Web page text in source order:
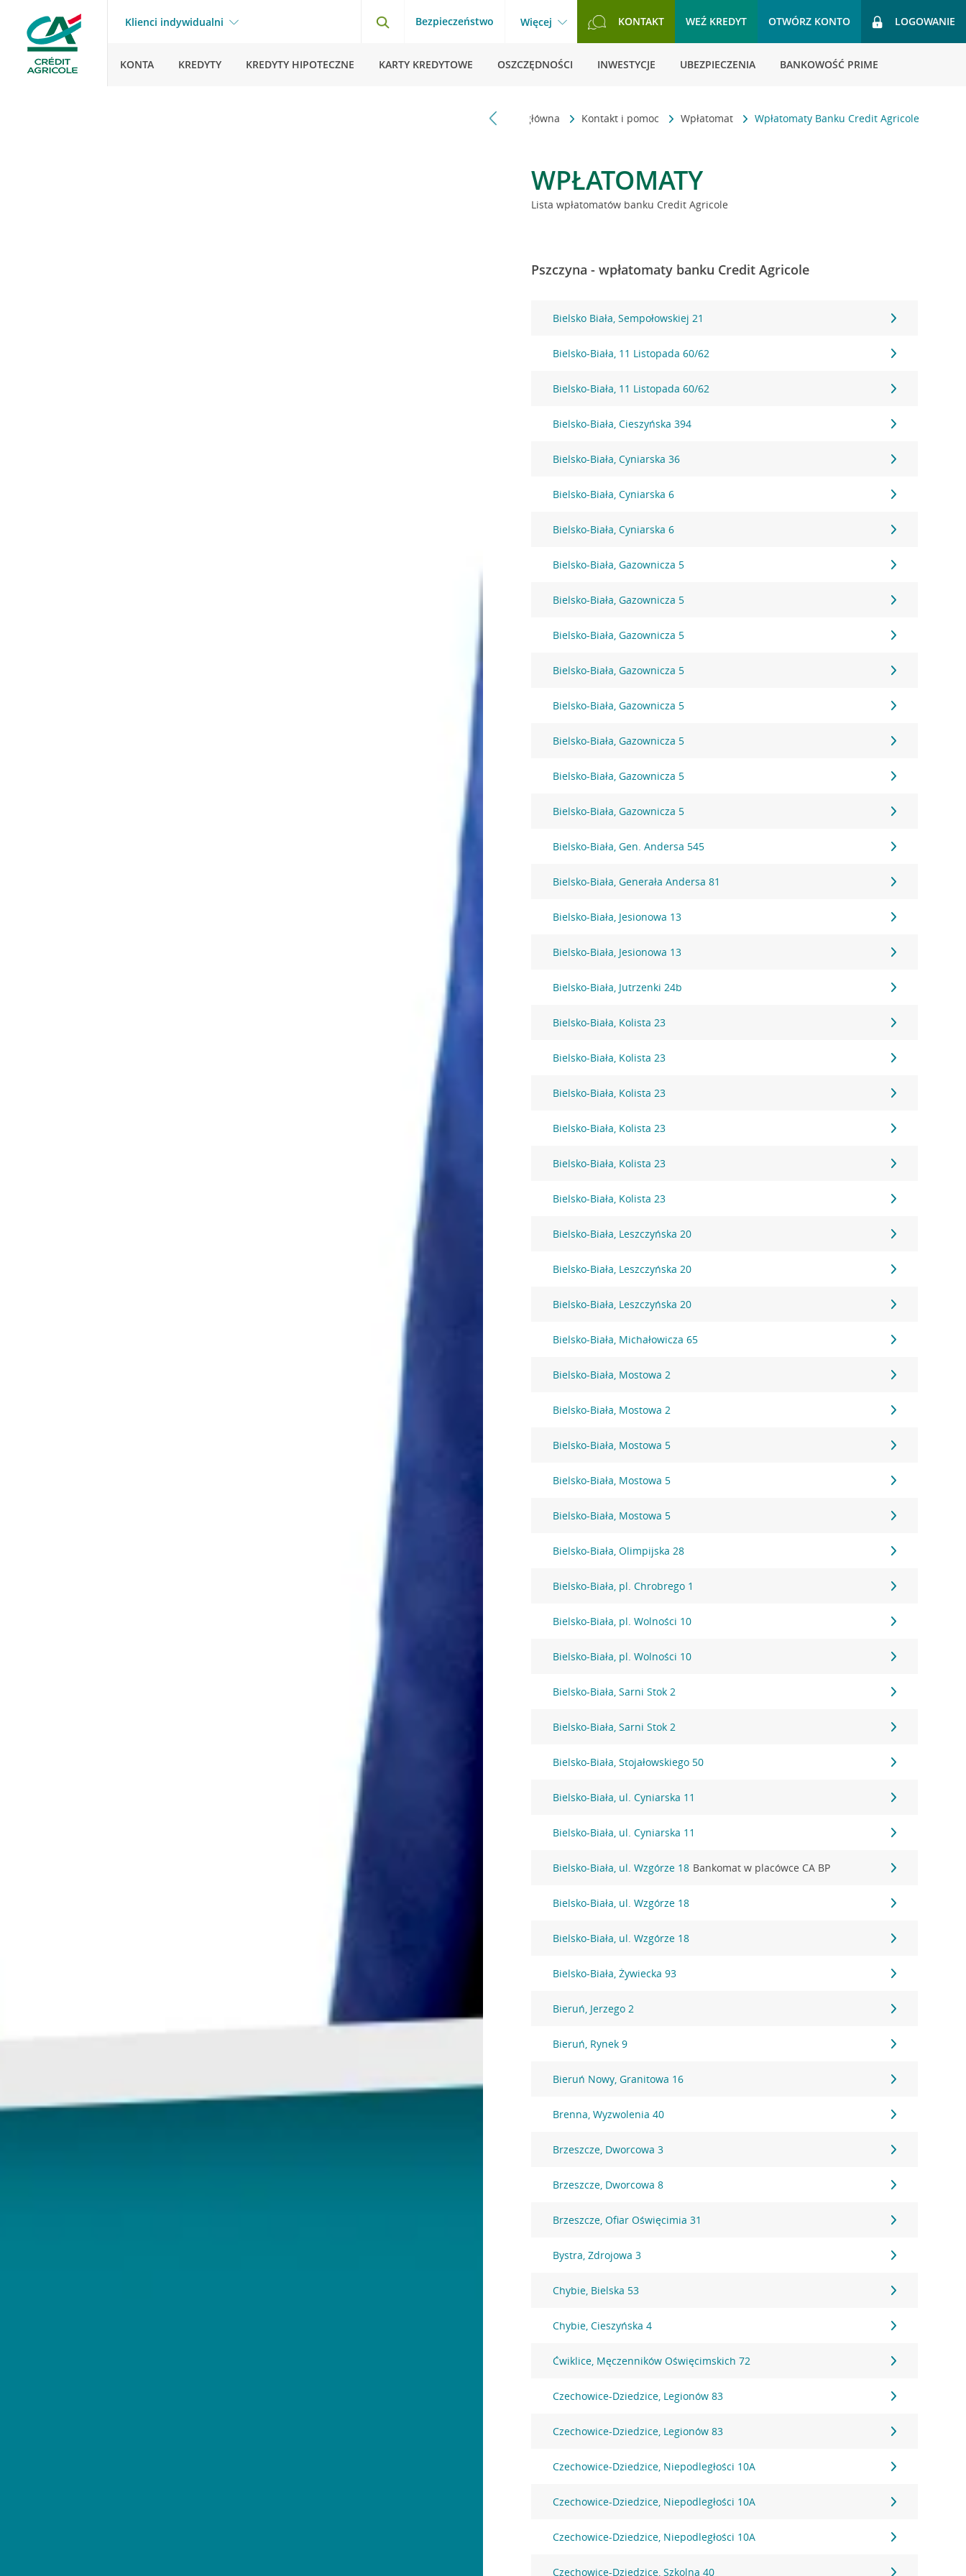
Klienci indywidualni Bezpieczeństwo Więcej KONTAKT WEŹ KREDYT OTWÓRZ KONTO LOGOWANIE
KONTA KREDYTY KREDYTY HIPOTECZNE KARTY KREDYTOWE OSZCZĘDNOŚCI INWESTYCJE UBEZPIECZENIA BANKOWOŚĆ PRIME
Strona główna Kontakt i pomoc Wpłatomat Wpłatomaty Banku Credit Agricole
WPŁATOMATY
Lista wpłatomatów banku Credit Agricole
Pszczyna - wpłatomaty banku Credit Agricole
Bielsko Biała, Sempołowskiej 21
Bielsko-Biała, 11 Listopada 60/62
Bielsko-Biała, 11 Listopada 60/62
Bielsko-Biała, Cieszyńska 394
Bielsko-Biała, Cyniarska 36
Bielsko-Biała, Cyniarska 6
Bielsko-Biała, Cyniarska 6
Bielsko-Biała, Gazownicza 5
Bielsko-Biała, Gazownicza 5
Bielsko-Biała, Gazownicza 5
Bielsko-Biała, Gazownicza 5
Bielsko-Biała, Gazownicza 5
Bielsko-Biała, Gazownicza 5
Bielsko-Biała, Gazownicza 5
Bielsko-Biała, Gazownicza 5
Bielsko-Biała, Gen. Andersa 545
Bielsko-Biała, Generała Andersa 81
Bielsko-Biała, Jesionowa 13
Bielsko-Biała, Jesionowa 13
Bielsko-Biała, Jutrzenki 24b
Bielsko-Biała, Kolista 23
Bielsko-Biała, Kolista 23
Bielsko-Biała, Kolista 23
Bielsko-Biała, Kolista 23
Bielsko-Biała, Kolista 23
Bielsko-Biała, Kolista 23
Bielsko-Biała, Leszczyńska 20
Bielsko-Biała, Leszczyńska 20
Bielsko-Biała, Leszczyńska 20
Bielsko-Biała, Michałowicza 65
Bielsko-Biała, Mostowa 2
Bielsko-Biała, Mostowa 2
Bielsko-Biała, Mostowa 5
Bielsko-Biała, Mostowa 5
Bielsko-Biała, Mostowa 5
Bielsko-Biała, Olimpijska 28
Bielsko-Biała, pl. Chrobrego 1
Bielsko-Biała, pl. Wolności 10
Bielsko-Biała, pl. Wolności 10
Bielsko-Biała, Sarni Stok 2
Bielsko-Biała, Sarni Stok 2
Bielsko-Biała, Stojałowskiego 50
Bielsko-Biała, ul. Cyniarska 11
Bielsko-Biała, ul. Cyniarska 11
Bielsko-Biała, ul. Wzgórze 18 Bankomat w placówce CA BP
Bielsko-Biała, ul. Wzgórze 18
Bielsko-Biała, ul. Wzgórze 18
Bielsko-Biała, Żywiecka 93
Bieruń, Jerzego 2
Bieruń, Rynek 9
Bieruń Nowy, Granitowa 16
Brenna, Wyzwolenia 40
Brzeszcze, Dworcowa 3
Brzeszcze, Dworcowa 8
Brzeszcze, Ofiar Oświęcimia 31
Bystra, Zdrojowa 3
Chybie, Bielska 53
Chybie, Cieszyńska 4
Ćwiklice, Męczenników Oświęcimskich 72
Czechowice-Dziedzice, Legionów 83
Czechowice-Dziedzice, Legionów 83
Czechowice-Dziedzice, Niepodległości 10A
Czechowice-Dziedzice, Niepodległości 10A
Czechowice-Dziedzice, Niepodległości 10A
Czechowice-Dziedzice, Szkolna 40